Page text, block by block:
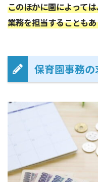
このほかに園によって
業務を担当することも
保育園事務の